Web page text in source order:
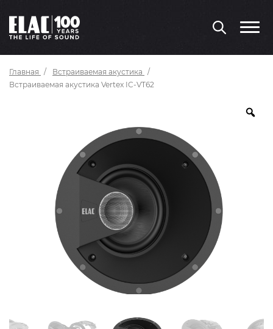
Главная
Встраиваемая акустика
Встраиваемая акустика Vertex IC-VT62